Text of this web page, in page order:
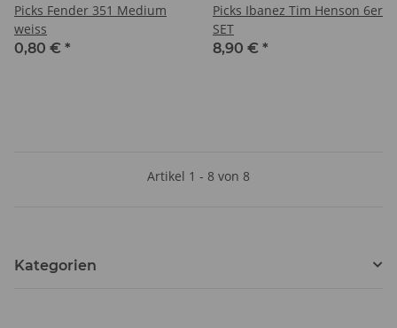
Picks Fender 351 Medium
weiss
0,80 € *
Picks Ibanez Tim Henson 6er
SET
8,90 € *
Artikel 1 - 8 von 8
Kategorien